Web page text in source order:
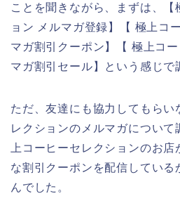
ことを聞きながら、まずは、【
ョン メルマガ登録】【 極上コ
マガ割引クーポン】【 極上コ
マガ割引セール】という感じで
ただ、友達にも協力してもらい
レクションのメルマガについて
上コーヒーセレクションのお
な割引クーポンを配信している
んでした。